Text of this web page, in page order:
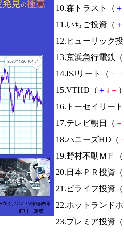
10.森トラスト（ ＋
11.いちご投資（ ＋
12.ヒューリック
13.京浜急行電鉄（
14.ISJリート（ －
15.VTHD（ ＋ ↓ －
16.トーセイリー
17.テレビ朝日（ －
18.ハニーズHD（
19.野村不動ＭＦ（
20.日本ＰＲ投資（
21.ビライフ投資（
22.ホットランド
23.プレミア投資（